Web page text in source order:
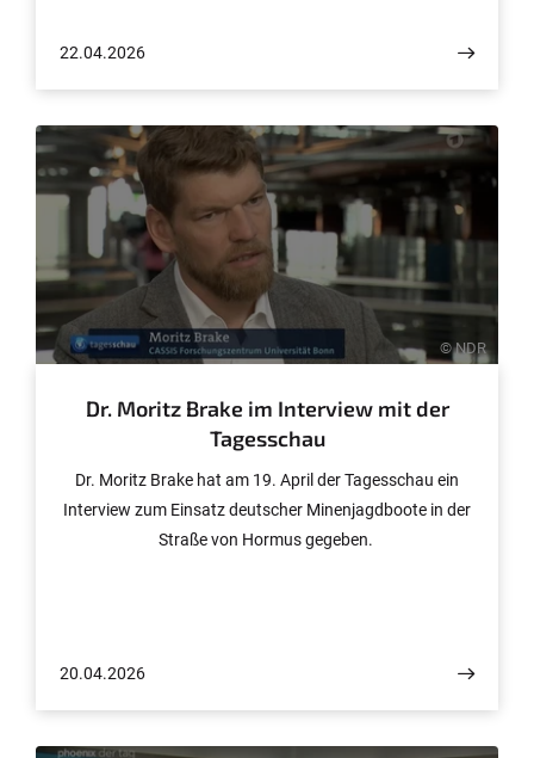
22.04.2026
© NDR
Dr. Moritz Brake im Interview mit der
Tagesschau
Dr. Moritz Brake hat am 19. April der Tagesschau ein
Interview zum Einsatz deutscher Minenjagdboote in der
Straße von Hormus gegeben.
20.04.2026